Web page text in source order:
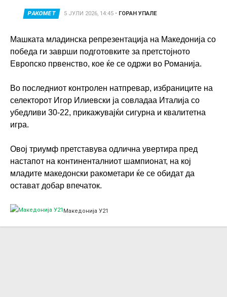
РАКОМЕТ 5 ЈУЛИ 2026, 14:45• ГОРАН УПАЛЕ
Машката младинска репрезентација на Македонија со
победа ги заврши подготовките за претстојното
Европско првенство, кое ќе се одржи во Романија.
Во последниот контролен натпревар, избраниците на
селекторот Игор Илиевски ја совладаа Италија со
убедливи 30-22, прикажувајќи сигурна и квалитетна
игра.
Овој триумф претставува одлична увертира пред
настапот на континенталниот шампионат, на кој
младите македонски ракометари ќе се обидат да
остават добар впечаток.
Македонија У21